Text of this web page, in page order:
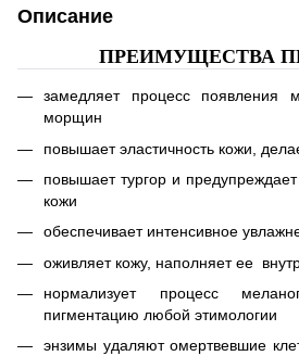
Описание
ПРЕИМУЩЕСТВА
замедляет процесс появления
морщин
повышает эластичность кожи,
повышает тургор и
кожи
обеспечивает интенсивное
оживляет кожу, наполняет ее
нормализует процесс
пигментацию любой этимологии
энзимы удаляют омертвевшие